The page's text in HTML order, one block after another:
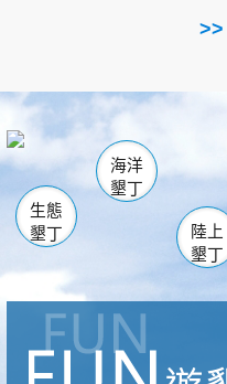
海生館
恆春
龍鑾潭自然中
瓊麻館
關山
白砂
生態
墾丁
海洋
墾丁
陸上
墾丁